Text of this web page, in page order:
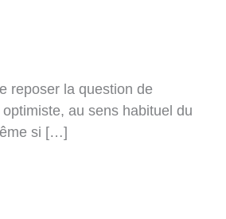
reposer la question de
au sens habituel du
si […]